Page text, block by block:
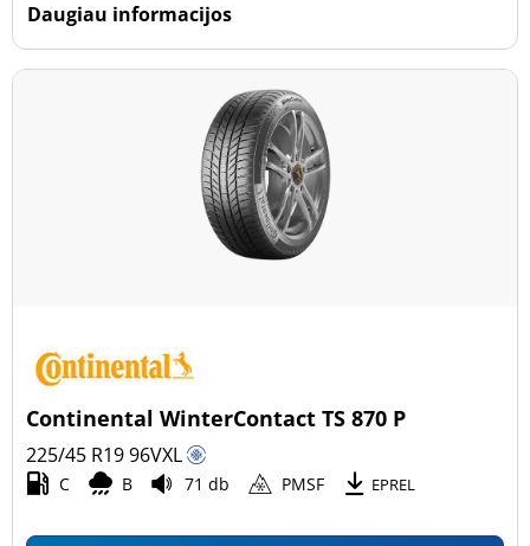
Daugiau informacijos
Continental WinterContact TS 870 P
225/45 R1996VXL
C B 71 db PMSF EPREL